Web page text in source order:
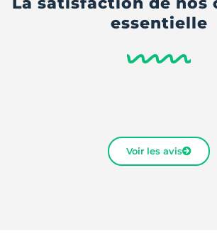
essentielle
Voir les avis